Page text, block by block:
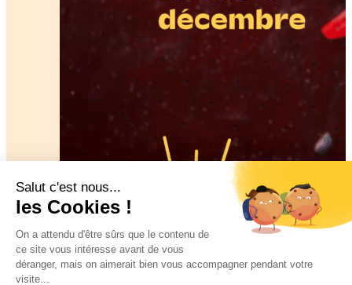
Salut c'est nous...
les Cookies !
On a attendu d'être sûrs que le contenu de
ce site vous intéresse avant de vous
déranger, mais on aimerait bien vous accompagner pendant votre
visite...